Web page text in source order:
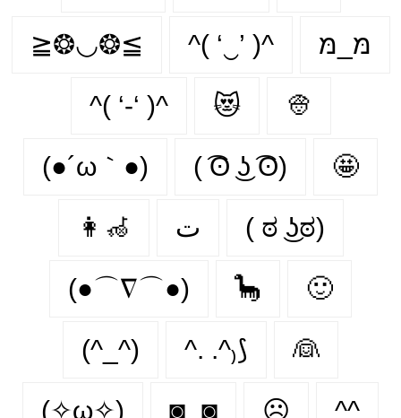
≧❂◡❂≦ ^( ‘‿’ )^ מּ_מּ
^( ‘-‘ )^ 😻 👳
(●´ω｀●) ( ͡ʘ ͜ʖ ͡ʘ) 🤩
👩‍🦽‍ ت ( ಠ ͜ʖಠ)
(●⌒∇⌒●) 🦕 🙂‍
(^_^) ^. .^₎⟆ 👰‍
(✧ω✧) ◙‿◙ ☹️ ^^